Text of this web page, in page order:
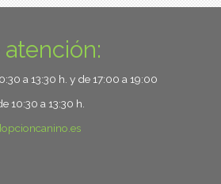
a 13:30 h. y de 17:00 a 19:00
10:30 a 13:30 h.